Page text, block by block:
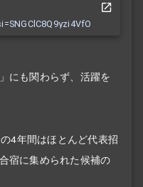
にも関わらず、活躍を
4年間はほとんど代表招
宿に集められた候補の